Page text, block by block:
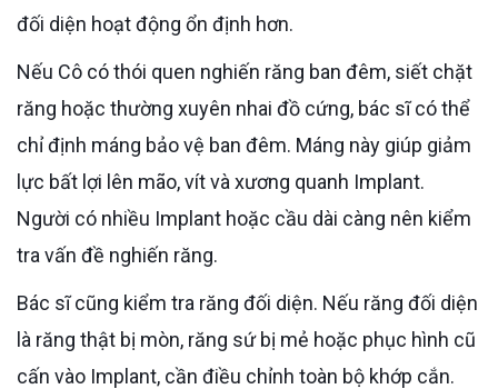
đối diện hoạt động ổn định hơn.
Nếu Cô có thói quen nghiến răng ban đêm, siết chặt
răng hoặc thường xuyên nhai đồ cứng, bác sĩ có thể
chỉ định máng bảo vệ ban đêm. Máng này giúp giảm
lực bất lợi lên mão, vít và xương quanh Implant.
Người có nhiều Implant hoặc cầu dài càng nên kiểm
tra vấn đề nghiến răng.
Bác sĩ cũng kiểm tra răng đối diện. Nếu răng đối diện
là răng thật bị mòn, răng sứ bị mẻ hoặc phục hình cũ
cấn vào Implant, cần điều chỉnh toàn bộ khớp cắn.